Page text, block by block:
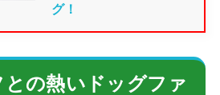
グ！
の熱いドッグファ